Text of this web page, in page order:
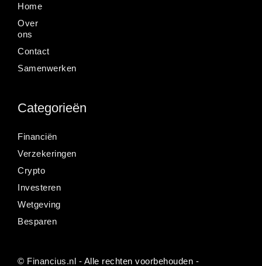
Home
Over
ons
Contact
Samenwerken
Categorieën
Financiën
Verzekeringen
Crypto
Investeren
Wetgeving
Besparen
© Financius.nl - Alle rechten voorbehouden -